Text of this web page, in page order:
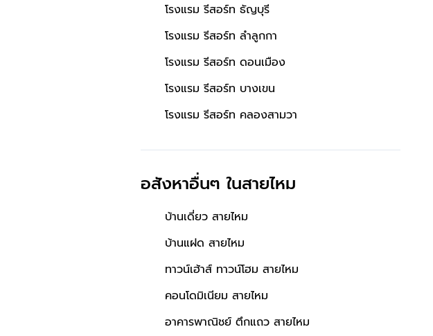
โรงแรม รีสอร์ท ธัญบุรี
โรงแรม รีสอร์ท ลำลูกกา
โรงแรม รีสอร์ท ดอนเมือง
โรงแรม รีสอร์ท บางเขน
โรงแรม รีสอร์ท คลองสามวา
อสังหาอื่นๆในสายไหม
บ้านเดี่ยว สายไหม
บ้านแฝด สายไหม
ทาวน์เฮ้าส์ ทาวน์โฮม สายไหม
คอนโดมิเนียม สายไหม
อาคารพาณิชย์ ตึกแถว สายไหม